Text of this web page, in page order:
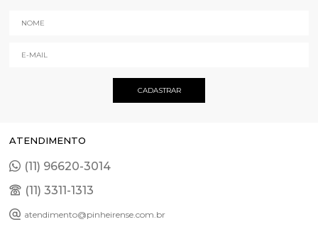
ATENDIMENTO
(11) 96620-3014
(11) 3311-1313
atendimento@pinheirense.com.br